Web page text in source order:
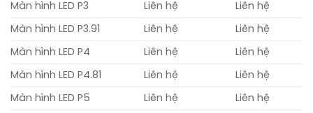
Màn hình LED P3 Liên hệ Liên hệ
Màn hình LED P3.91 Liên hệ Liên hệ
Màn hình LED P4 Liên hệ Liên hệ
Màn hình LED P4.81 Liên hệ Liên hệ
Màn hình LED P5 Liên hệ Liên hệ